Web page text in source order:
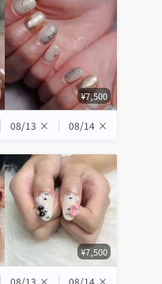
¥7,500
08/13 × 08/14 ×
¥7,500